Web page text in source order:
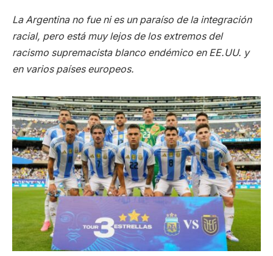
La Argentina no fue ni es un paraíso de la integración
racial, pero está muy lejos de los extremos del
racismo supremacista blanco endémico en EE.UU. y
en varios países europeos.